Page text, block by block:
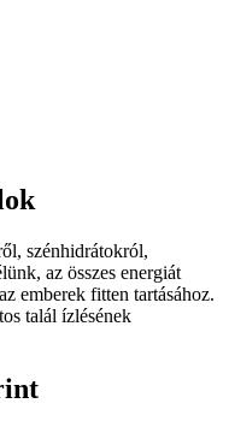
szénhidrátokról,
az összes energiát
emberek fitten tartásához.
talál ízlésének